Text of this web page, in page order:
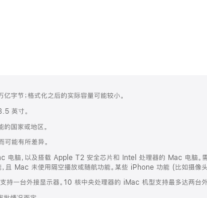
字节；格式化之后的实际容量可能较小。
英寸。
国家或地区。
能有所差异。
电脑，以及搭载 Apple T2 安全芯片和 Intel 处理器的 Mac 电脑
且 Mac 未使用隔空播放或随航功能。某些 iPhone 功能 (比如摄像
一台外接显示器。10 核中央处理器的 iMac 机型支持最多达两台外